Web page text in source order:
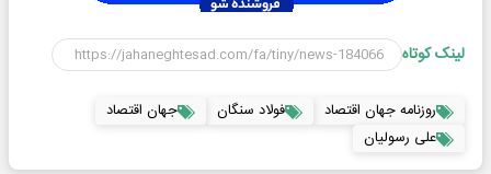
لینک کوتاه
روزنامه جهان اقتصاد فولاد سنگان
جهان اقتصاد
علی رسولیان